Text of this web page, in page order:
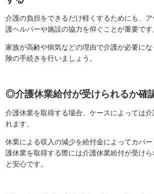
介護の負担をできるだけ軽くするためにも、
護ヘルパーや施設の協力を仰ぐことが重要です
家族が高齢や病気などの理由で介護が必要に
険の手続きを行いましょう。
◎介護休業給付が受けられるか確
介護休業を取得する場合、ケースによっては
れます。
休業による収入の減少を給付金によってカバ
護休業を取得する際には介護休業給付が受けら
と安心です。